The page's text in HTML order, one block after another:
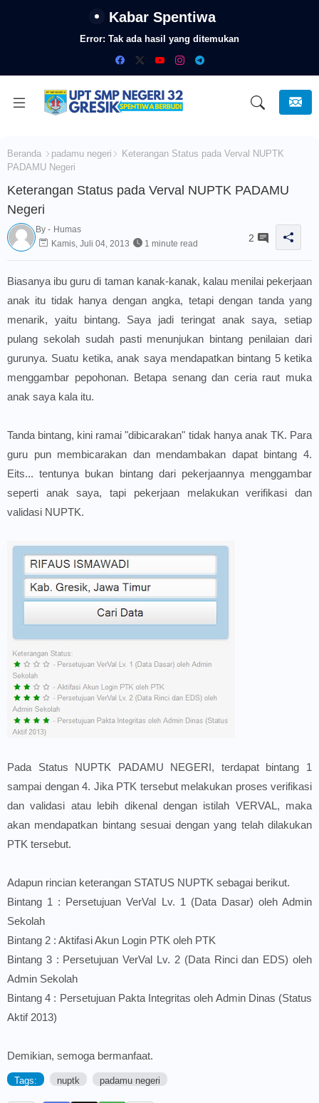
Kabar Spentiwa
Error: Tak ada hasil yang ditemukan
Beranda padamu negeri
Keterangan Status pada Verval NUPTK
PADAMU Negeri
Keterangan Status pada Verval NUPTK PADAMU
Negeri
By - Humas
Kamis, Juli 04, 2013
1 minute read 2
Biasanya ibu guru di taman kanak-kanak, kalau menilai pekerjaan
anak itu tidak hanya dengan angka, tetapi dengan tanda yang
menarik, yaitu bintang. Saya jadi teringat anak saya, setiap
pulang sekolah sudah pasti menunjukan bintang penilaian dari
gurunya. Suatu ketika, anak saya mendapatkan bintang 5 ketika
menggambar pepohonan. Betapa senang dan ceria raut muka
anak saya kala itu.
Tanda bintang, kini ramai "dibicarakan" tidak hanya anak TK. Para
guru pun membicarakan dan mendambakan dapat bintang 4.
Eits... tentunya bukan bintang dari pekerjaannya menggambar
seperti anak saya, tapi pekerjaan melakukan verifikasi dan
validasi NUPTK.
Pada Status NUPTK PADAMU NEGERI, terdapat bintang 1
sampai dengan 4. Jika PTK tersebut melakukan proses verifikasi
dan validasi atau lebih dikenal dengan istilah VERVAL, maka
akan mendapatkan bintang sesuai dengan yang telah dilakukan
PTK tersebut.
Adapun rincian keterangan STATUS NUPTK sebagai berikut.
Bintang 1 : Persetujuan VerVal Lv. 1 (Data Dasar) oleh Admin
Sekolah
Bintang 2 : Aktifasi Akun Login PTK oleh PTK
Bintang 3 : Persetujuan VerVal Lv. 2 (Data Rinci dan EDS) oleh
Admin Sekolah
Bintang 4 : Persetujuan Pakta Integritas oleh Admin Dinas (Status
Aktif 2013)
Demikian, semoga bermanfaat.
Tags: nuptk padamu negeri